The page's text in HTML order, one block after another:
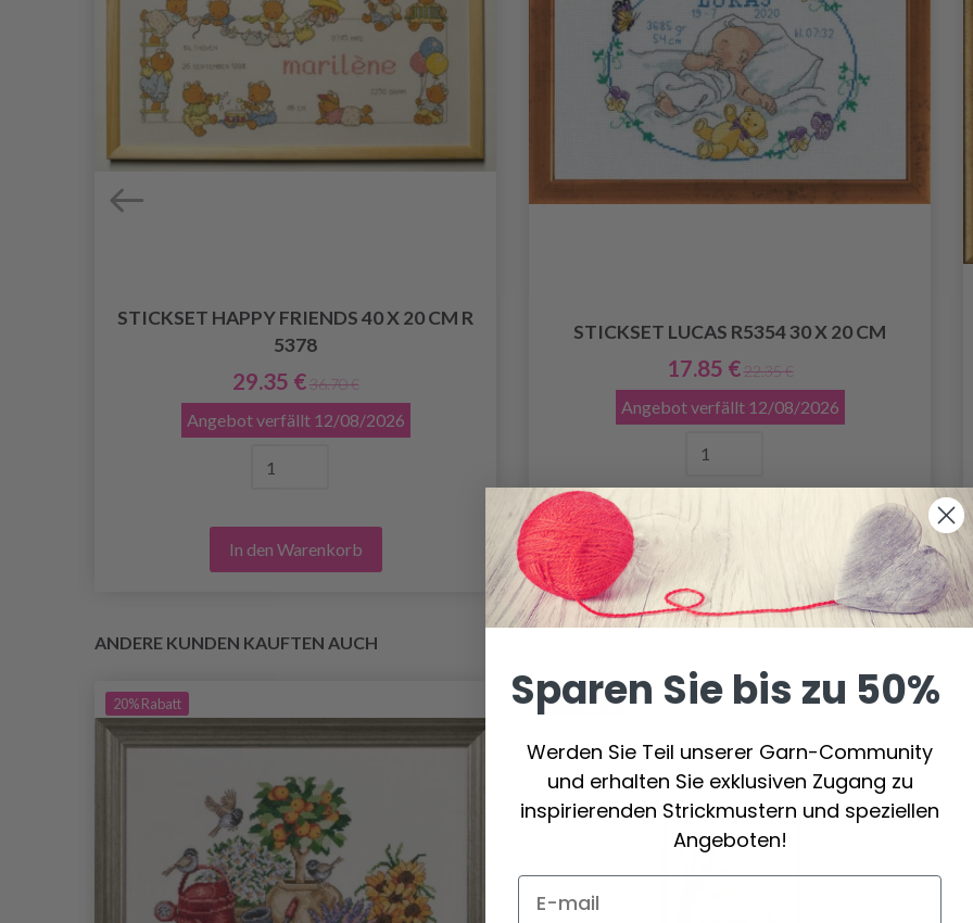
STICKSET HAPPY FRIENDS 40 X 20 CM R
5378
29.35 € 36.70 €
Angebot verfällt 12/08/2026
In den Warenkorb
STICKSET LUCAS R5354 30 X 20 CM
17.85 € 22.35 €
Angebot verfällt 12/08/2026
ANDERE KUNDEN KAUFTEN AUCH
20%Rabatt 20%Rabatt
Sparen Sie bis zu 50%
Werden Sie Teil unserer Garn-Community
und erhalten Sie exklusiven Zugang zu
inspirierenden Strickmustern und speziellen
Angeboten!